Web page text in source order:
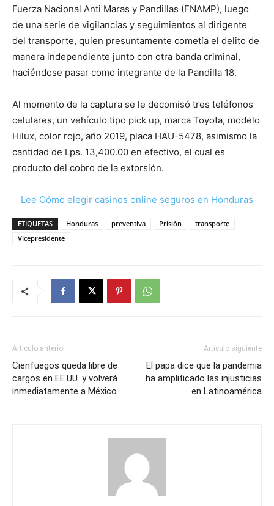
Fuerza Nacional Anti Maras y Pandillas (FNAMP), luego
de una serie de vigilancias y seguimientos al dirigente
del transporte, quien presuntamente cometía el delito de
manera independiente junto con otra banda criminal,
haciéndose pasar como integrante de la Pandilla 18.
Al momento de la captura se le decomisó tres teléfonos
celulares, un vehículo tipo pick up, marca Toyota, modelo
Hilux, color rojo, año 2019, placa HAU-5478, asimismo la
cantidad de Lps. 13,400.00 en efectivo, el cual es
producto del cobro de la extorsión.
Lee Cómo elegir casinos online seguros en Honduras
ETIQUETAS Honduras preventiva Prisión
transporte
Vicepresidente
Artículo anterior
Cienfuegos queda libre de
cargos en EE.UU. y volverá
inmediatamente a México
Artículo siguiente
El papa dice que la pandemia
ha amplificado las injusticias
en Latinoamérica